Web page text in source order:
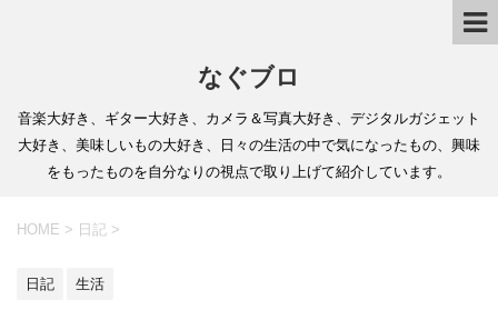
なぐブロ
音楽大好き、ギター大好き、カメラ＆写真大好き、デジタルガジェット
大好き、美味しいもの大好き、日々の生活の中で気になったもの、興味
をもったものを自分なりの視点で取り上げて紹介しています。
HOME > 日記 >
日記 生活